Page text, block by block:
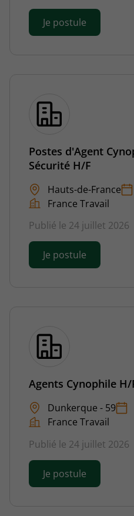
Je postule
Postes d'Agent
Sécurité H/F
Hauts-de-France
France Travail
Publié le 24 juillet 2026
Je postule
Agents Cynophile H/
Dunkerque - 59
France Travail
Publié le 24 juillet 2026
Je postule